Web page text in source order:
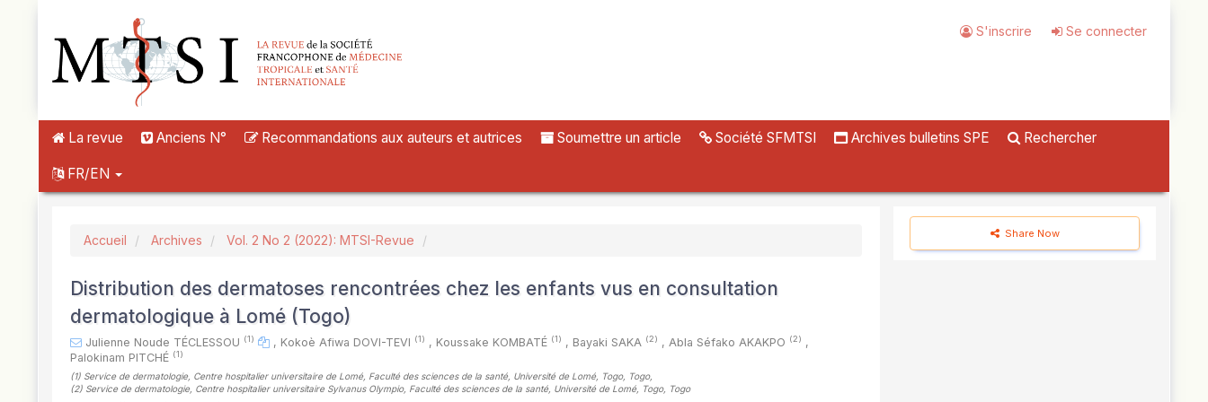
##plugins.themes.novelty.accessible_menu.main_navigation##
##plugins.themes.novelty.accessible_menu.main_content##
##plugins.themes.novelty.accessible_menu.sidebar##
S'inscrire Se connecter
La revue Anciens N° Recommandations aux auteurs et autrices Soumettre un article Société SFMTSI Archives bulletins SPE Rechercher
FR/EN
Accueil Archives Vol. 2 No 2 (2022): MTSI-Revue
Distribution des dermatoses rencontrées chez les enfants vus en consultation
dermatologique à Lomé (Togo)
Julienne Noude TÉCLESSOU (1) , Kokoè Afiwa DOVI-TEVI (1) , Koussake KOMBATÉ (1) , Bayaki SAKA (2) , Abla Séfako AKAKPO (2) ,
Palokinam PITCHÉ (1)
(1) Service de dermatologie, Centre hospitalier universitaire de Lomé, Faculté des sciences de la santé, Université de Lomé, Togo, Togo,
(2) Service de dermatologie, Centre hospitalier universitaire Sylvanus Olympio, Faculté des sciences de la santé, Université de Lomé, Togo, Togo
Share Now